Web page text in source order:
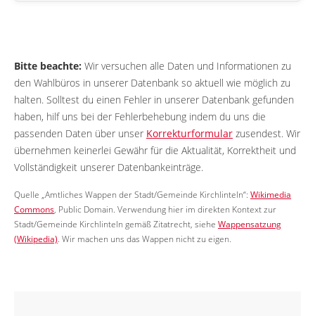
Bitte beachte: Wir versuchen alle Daten und Informationen zu
den Wahlbüros in unserer Datenbank so aktuell wie möglich zu
halten. Solltest du einen Fehler in unserer Datenbank gefunden
haben, hilf uns bei der Fehlerbehebung indem du uns die
passenden Daten über unser Korrekturformular zusendest. Wir
übernehmen keinerlei Gewähr für die Aktualität, Korrektheit und
Vollständigkeit unserer Datenbankeinträge.
Quelle „Amtliches Wappen der Stadt/Gemeinde Kirchlinteln“: Wikimedia
Commons, Public Domain. Verwendung hier im direkten Kontext zur
Stadt/Gemeinde Kirchlinteln gemäß Zitatrecht, siehe Wappensatzung
(Wikipedia). Wir machen uns das Wappen nicht zu eigen.